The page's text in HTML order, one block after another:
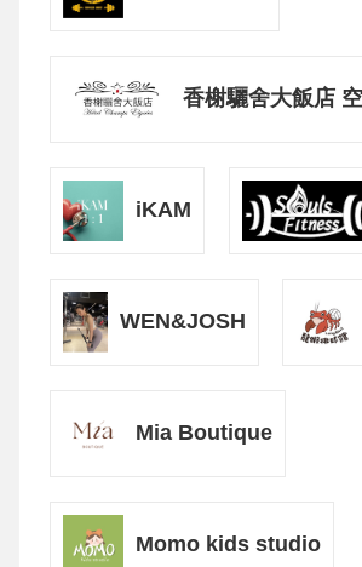
香榭驪舍大飯店
iKAM
WEN&JOSH
Mia Boutique
Momo kids studio